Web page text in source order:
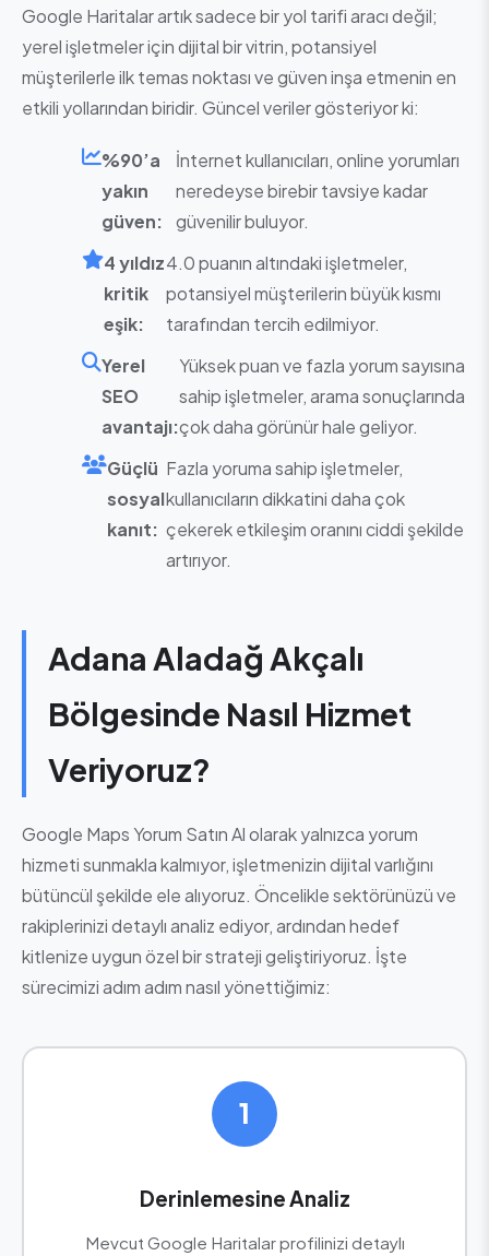
Google Haritalar artık sadece bir yol tarifi aracı değil;
yerel işletmeler için dijital bir vitrin, potansiyel
müşterilerle ilk temas noktası ve güven inşa etmenin en
etkili yollarından biridir. Güncel veriler gösteriyor ki:
%90’a
yakın
güven:
İnternet kullanıcıları, online yorumları
neredeyse birebir tavsiye kadar
güvenilir buluyor.
4 yıldız
kritik
eşik:
4.0 puanın altındaki işletmeler,
potansiyel müşterilerin büyük kısmı
tarafından tercih edilmiyor.
Yerel
SEO
avantajı:
Yüksek puan ve fazla yorum sayısına
sahip işletmeler, arama sonuçlarında
çok daha görünür hale geliyor.
Güçlü
sosyal
kanıt:
Fazla yoruma sahip işletmeler,
kullanıcıların dikkatini daha çok
çekerek etkileşim oranını ciddi şekilde
artırıyor.
Adana Aladağ Akçalı
Bölgesinde Nasıl Hizmet
Veriyoruz?
Google Maps Yorum Satın Al olarak yalnızca yorum
hizmeti sunmakla kalmıyor, işletmenizin dijital varlığını
bütüncül şekilde ele alıyoruz. Öncelikle sektörünüzü ve
rakiplerinizi detaylı analiz ediyor, ardından hedef
kitlenize uygun özel bir strateji geliştiriyoruz. İşte
sürecimizi adım adım nasıl yönettiğimiz:
1
Derinlemesine Analiz
Mevcut Google Haritalar profilinizi detaylı